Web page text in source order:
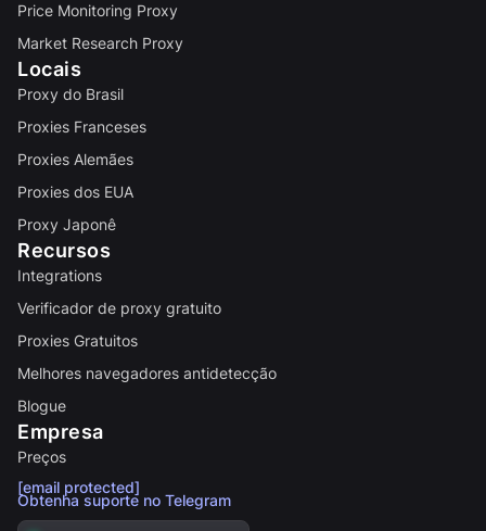
Price Monitoring Proxy
Market Research Proxy
Locais
Proxy do Brasil
Proxies Franceses
Proxies Alemães
Proxies dos EUA
Proxy Japonê
Recursos
Integrations
Verificador de proxy gratuito
Proxies Gratuitos
Melhores navegadores antidetecção
Blogue
Empresa
Preços
[email protected]
Obtenha suporte no Telegram